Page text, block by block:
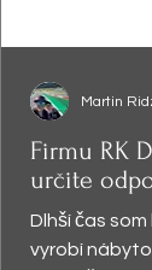
Firmu RK
určite
Dlhší čas
vyrobí
Martin